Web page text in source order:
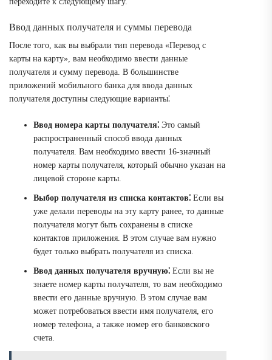
Ввод данных получателя и суммы перевода
После того, как вы выбрали тип перевода «Перевод с
карты на карту», вам необходимо ввести данные
получателя и сумму перевода. В большинстве
приложений мобильного банка для ввода данных
получателя доступны следующие варианты⁚
Ввод номера карты получателя⁚ Это самый
распространенный способ ввода данных
получателя. Вам необходимо ввести 16-значный
номер карты получателя, который обычно указан на
лицевой стороне карты.
Выбор получателя из списка контактов⁚ Если вы
уже делали переводы на эту карту ранее, то данные
получателя могут быть сохранены в списке
контактов приложения. В этом случае вам нужно
будет только выбрать получателя из списка.
Ввод данных получателя вручную⁚ Если вы не
знаете номер карты получателя, то вам необходимо
ввести его данные вручную. В этом случае вам
может потребоваться ввести имя получателя, его
номер телефона, а также номер его банковского
счета.